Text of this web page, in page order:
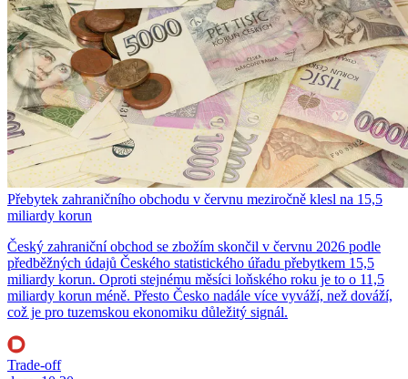
Přebytek zahraničního obchodu v červnu meziročně klesl na 15,5
miliardy korun
Český zahraniční obchod se zbožím skončil v červnu 2026 podle
předběžných údajů Českého statistického úřadu přebytkem 15,5
miliardy korun. Oproti stejnému měsíci loňského roku je to o 11,5
miliardy korun méně. Přesto Česko nadále více vyváží, než dováží,
což je pro tuzemskou ekonomiku důležitý signál.
Trade-off